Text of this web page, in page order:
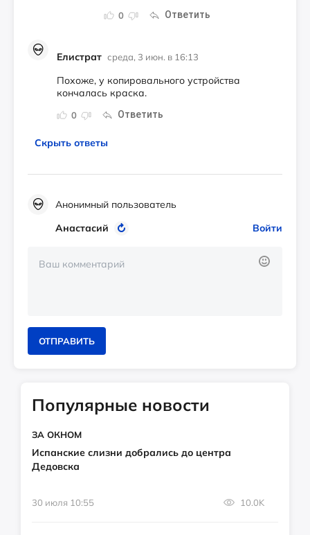
0 Ответить
Елистрат среда, 3 июн. в 16:13
0 Ответить
Похоже, у копировального устройства
кончалась краска.
Скрыть ответы
Анонимный пользователь
Анастасий
Войти
ОТПРАВИТЬ
Популярные новости
ЗА ОКНОМ
Испанские слизни добрались до центра
Дедовска
30 июля 10:55 10.0K